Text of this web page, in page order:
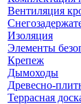
Вентиляция
Изоляция
Элементы
Крепеж
Дымоходы
Древесно-
Террасная